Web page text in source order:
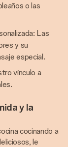
o las
Las
y su
especial.
vínculo a
y la
cocinando a
le